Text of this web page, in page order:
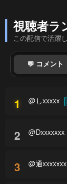
視聴者ラ
この配信で活躍
💬 コメント
1 @しxxxxx
2 @Dxxxxxxx
3 @通xxxxxxx